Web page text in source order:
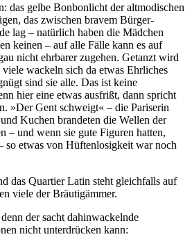
das gelbe Bonbonlicht der altmodischen
das zwischen bravem Bürger-
lag – natürlich haben die Mädchen
keinen – auf alle Fälle kann es auf
nicht ehrbarer zugehen. Getanzt wird
wackeln sich da etwas Ehrliches
sind sie alle. Das ist keine
hier eine etwas ausfrißt, dann spricht
»Der Gent schweigt« – die Pariserin
Kuchen brandeten die Wellen der
– und wenn sie gute Figuren hatten,
so etwas von Hüftenlosigkeit war noch
das Quartier Latin steht gleichfalls auf
viele der Bräutigämmer.
der sacht dahinwackelnde
nicht unterdrücken kann: